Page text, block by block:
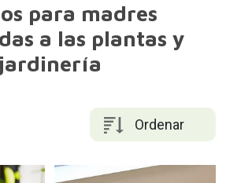
para madres
a las plantas y
jardinería
Ordenar